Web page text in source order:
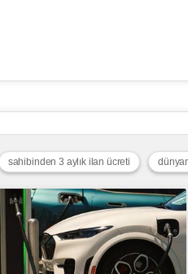
sahibinden 3 aylık ilan ücreti